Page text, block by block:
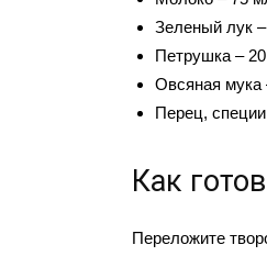
Зеленый лук –
Петрушка – 20
Овсяная мука
Перец,
Как
Переложите